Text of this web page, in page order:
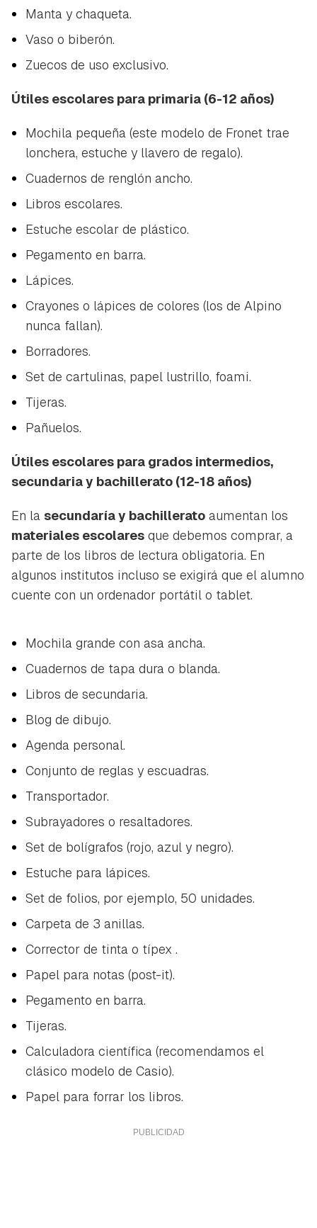
Guardar como favorito
iniciar sesión con tu cuenta de Hogarmanía.
Manta y chaqueta.
Vaso o biberón.
Zuecos de uso exclusivo.
Útiles escolares para primaria (6-12 años)
Mochila pequeña (este modelo de Fronet trae
lonchera, estuche y llavero de regalo).
Cuadernos de renglón ancho.
Libros escolares.
Estuche escolar de plástico.
Pegamento en barra.
Lápices.
Crayones o lápices de colores (los de Alpino
nunca fallan).
Borradores.
Set de cartulinas, papel lustrillo, foami.
Tijeras.
Pañuelos.
Útiles escolares para grados intermedios,
secundaria y bachillerato (12-18 años)
En la secundaría y bachillerato aumentan los
materiales escolares que debemos comprar, a
parte de los libros de lectura obligatoria. En
algunos institutos incluso se exigirá que el alumno
cuente con un ordenador portátil o tablet.
Mochila grande con asa ancha.
Cuadernos de tapa dura o blanda.
Libros de secundaria.
Blog de dibujo.
Agenda personal.
Conjunto de reglas y escuadras.
Transportador.
Subrayadores o resaltadores.
Set de bolígrafos (rojo, azul y negro).
Estuche para lápices.
Set de folios, por ejemplo, 50 unidades.
Carpeta de 3 anillas.
Corrector de tinta o típex .
Papel para notas (post-it).
Pegamento en barra.
Tijeras.
Calculadora científica (recomendamos el
clásico modelo de Casio).
Papel para forrar los libros.
Contenido enviado
Gracias por suscribirte a nuestro boletín.
ACEPTAR